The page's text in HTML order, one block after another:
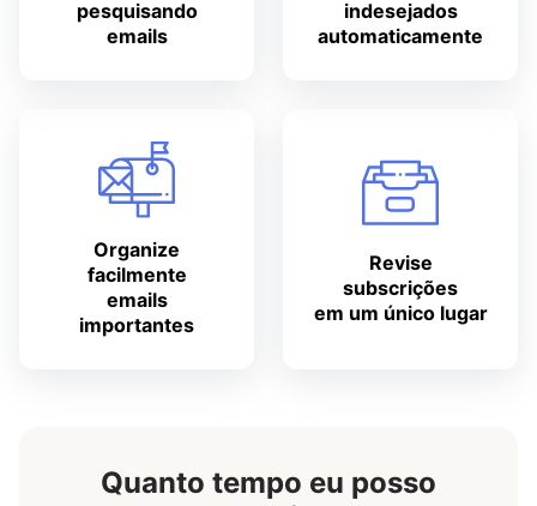
pesquisando
emails
indesejados
automaticamente
Organize
facilmente
emails
importantes
Revise
subscrições
em um único lugar
Quanto tempo eu posso